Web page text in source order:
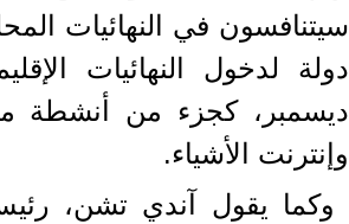
سيتنافسون في النهائيات
دولة لدخول النهائيات
وإنترنت الأشياء.